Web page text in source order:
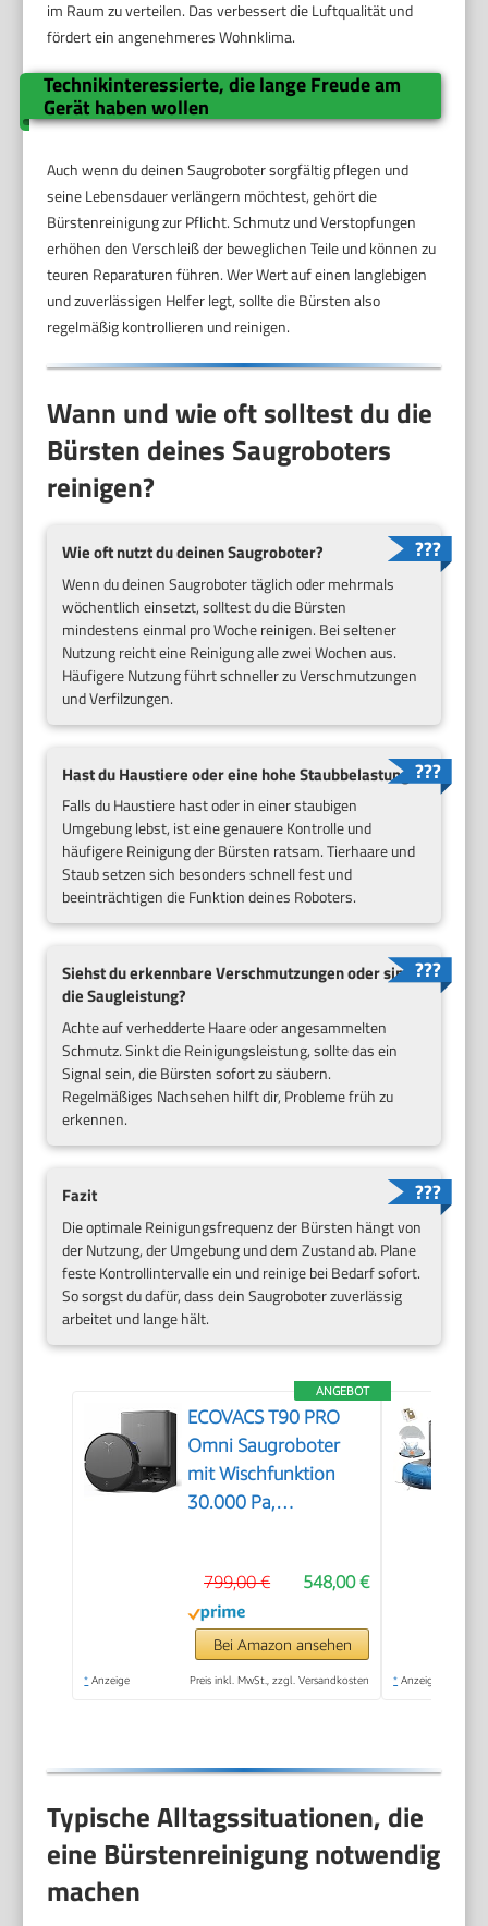
im Raum zu verteilen. Das verbessert die Luftqualität und
fördert ein angenehmeres Wohnklima.
Technikinteressierte, die lange Freude am
Gerät haben wollen
Auch wenn du deinen Saugroboter sorgfältig pflegen und
seine Lebensdauer verlängern möchtest, gehört die
Bürstenreinigung zur Pflicht. Schmutz und Verstopfungen
erhöhen den Verschleiß der beweglichen Teile und können zu
teuren Reparaturen führen. Wer Wert auf einen langlebigen
und zuverlässigen Helfer legt, sollte die Bürsten also
regelmäßig kontrollieren und reinigen.
Wann und wie oft solltest du die
Bürsten deines Saugroboters
reinigen?
Wie oft nutzt du deinen Saugroboter?
Wenn du deinen Saugroboter täglich oder mehrmals
wöchentlich einsetzt, solltest du die Bürsten
mindestens einmal pro Woche reinigen. Bei seltener
Nutzung reicht eine Reinigung alle zwei Wochen aus.
Häufigere Nutzung führt schneller zu Verschmutzungen
und Verfilzungen.
Hast du Haustiere oder eine hohe Staubbelastung?
Falls du Haustiere hast oder in einer staubigen
Umgebung lebst, ist eine genauere Kontrolle und
häufigere Reinigung der Bürsten ratsam. Tierhaare und
Staub setzen sich besonders schnell fest und
beeinträchtigen die Funktion deines Roboters.
Siehst du erkennbare Verschmutzungen oder sinkt
die Saugleistung?
Achte auf verhedderte Haare oder angesammelten
Schmutz. Sinkt die Reinigungsleistung, sollte das ein
Signal sein, die Bürsten sofort zu säubern.
Regelmäßiges Nachsehen hilft dir, Probleme früh zu
erkennen.
Fazit
Die optimale Reinigungsfrequenz der Bürsten hängt von
der Nutzung, der Umgebung und dem Zustand ab. Plane
feste Kontrollintervalle ein und reinige bei Bedarf sofort.
So sorgst du dafür, dass dein Saugroboter zuverlässig
arbeitet und lange hält.
ANGEBOT
ECOVACS T90 PRO
Omni Saugroboter
mit Wischfunktion
30.000 Pa,
548,00 €
799,00 €
Bei Amazon ansehen
* Anzeige Preis inkl. MwSt., zzgl. Versandkosten * Anzeige
Typische Alltagssituationen, die
eine Bürstenreinigung notwendig
machen